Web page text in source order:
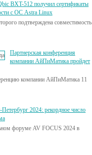
BXT-512 получил сертификаты
с ОС Astra Linux
подтверждена совместимость
Партнерская конференция
компании АйПиМатика пройдет
компании АйПиМатика 11
2024: рекордное число
форуме AV FOCUS 2024 в